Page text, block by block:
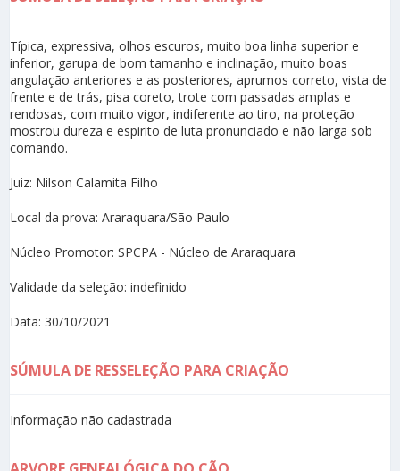
Típica, expressiva, olhos escuros, muito boa linha superior e
inferior, garupa de bom tamanho e inclinação, muito boas
angulação anteriores e as posteriores, aprumos correto, vista de
frente e de trás, pisa coreto, trote com passadas amplas e
rendosas, com muito vigor, indiferente ao tiro, na proteção
mostrou dureza e espirito de luta pronunciado e não larga sob
comando.
Juiz: Nilson Calamita Filho
Local da prova: Araraquara/São Paulo
Núcleo Promotor: SPCPA - Núcleo de Araraquara
Validade da seleção: indefinido
Data: 30/10/2021
SÚMULA DE RESSELEÇÃO PARA CRIAÇÃO
Informação não cadastrada